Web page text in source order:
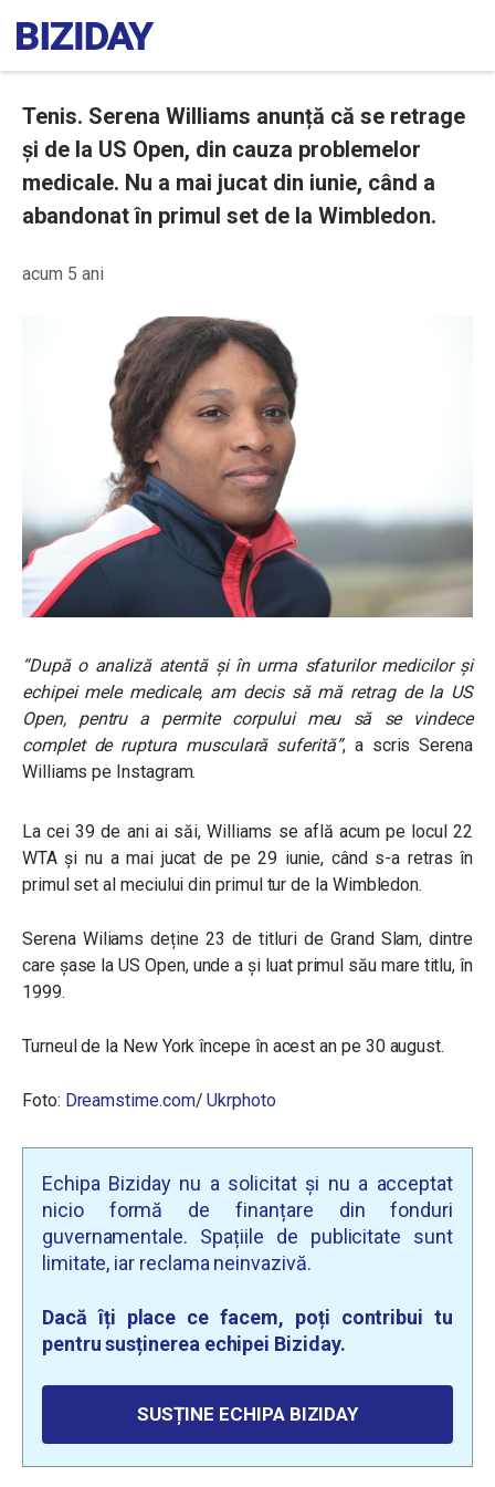
Tenis. Serena Williams anunță că se retrage
și de la US Open, din cauza problemelor
medicale. Nu a mai jucat din iunie, când a
abandonat în primul set de la Wimbledon.
acum 5 ani
“După o analiză atentă și în urma sfaturilor medicilor și
echipei mele medicale, am decis să mă retrag de la US
Open, pentru a permite corpului meu să se vindece
complet de ruptura musculară suferită”, a scris Serena
Williams pe Instagram.
La cei 39 de ani ai săi, Williams se află acum pe locul 22
WTA și nu a mai jucat de pe 29 iunie, când s-a retras în
primul set al meciului din primul tur de la Wimbledon.
Serena Wiliams deține 23 de titluri de Grand Slam, dintre
care șase la US Open, unde a și luat primul său mare titlu, în
1999.
Turneul de la New York începe în acest an pe 30 august.
Foto: Dreamstime.com/ Ukrphoto
Echipa Biziday nu a solicitat și nu a acceptat
nicio formă de finanțare din fonduri
guvernamentale. Spațiile de publicitate sunt
limitate, iar reclama neinvazivă.
Dacă îți place ce facem, poți contribui tu
pentru susținerea echipei Biziday.
SUSȚINE ECHIPA BIZIDAY